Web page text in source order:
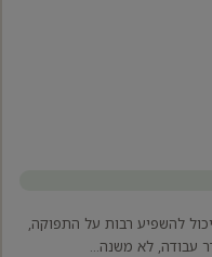
להשפיע רבות על התפוקה,
עבודה, לא משנה…